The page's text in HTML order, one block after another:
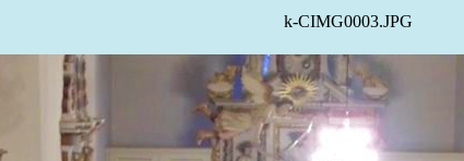
k-CIMG0003.JPG